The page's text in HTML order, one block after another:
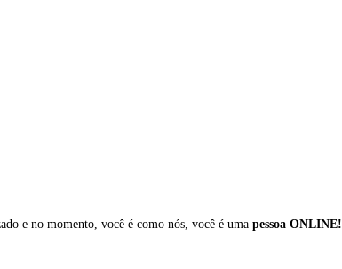
e no momento, você é como nós, você é umapessoa ONLINE!